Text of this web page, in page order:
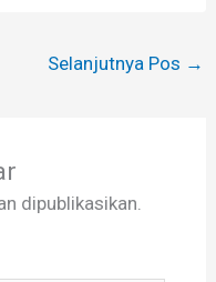
Selanjutnya Pos →
dipublikasikan.